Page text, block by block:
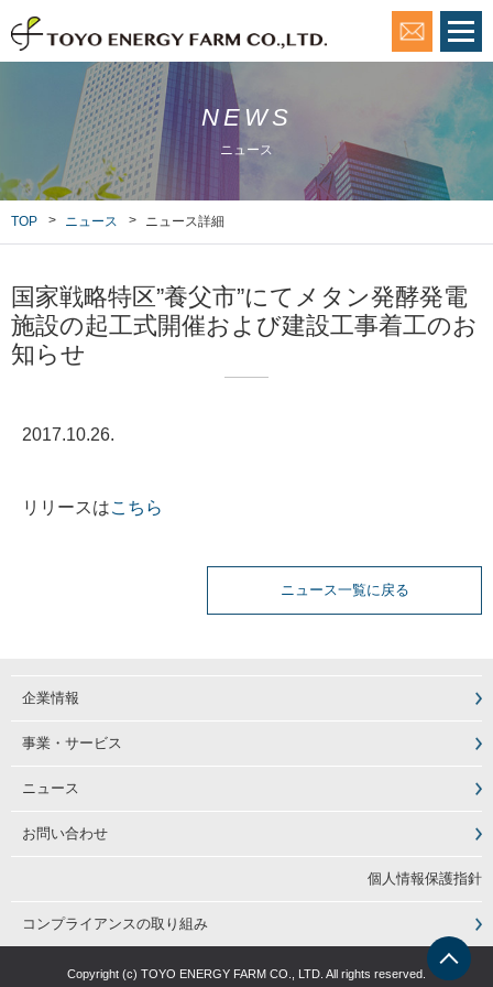
事業・サービス
ニュース
JP
NEWS
ニュース
TOP ニュース ニュース詳細
国家戦略特区”養父市”にてメタン発酵発電
施設の起工式開催および建設工事着工のお
知らせ
2017.10.26.
リリースはこちら
ニュース一覧に戻る
企業情報
事業・サービス
ニュース
お問い合わせ
個人情報保護指針
コンプライアンスの取り組み
Copyright (c) TOYO ENERGY FARM CO., LTD. All rights reserved.